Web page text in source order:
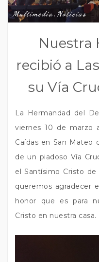
Multimedia, Noticias
Nuestra
recibió a
su Vía
La Hermandad del
viernes 10 de marzo
Caídas en San Mateo
de un piadoso Vía
el Santísimo Cristo
queremos agradecer
honor que es para
Cristo en nuestra casa.